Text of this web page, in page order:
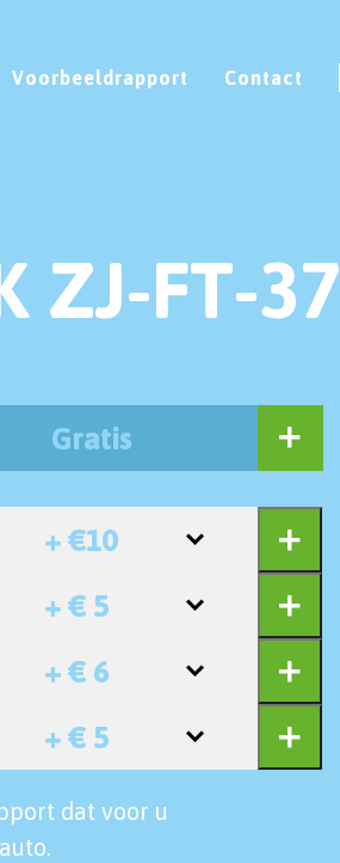
Voorbeeldrapport Contact
ZJ-FT-37
Gratis
+ €10
+ € 5
+ € 6
+ € 5
dat voor u